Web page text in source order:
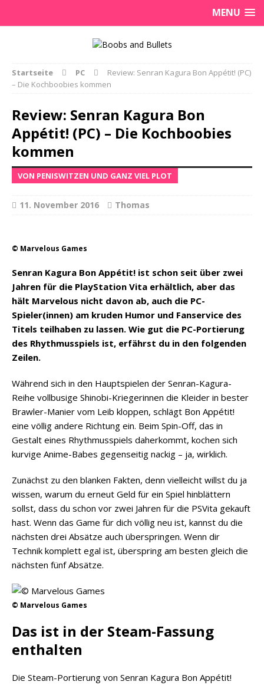
MENU
Startseite PC
Review: Senran Kagura Bon Appétit! (PC)
– Die Kochboobies kommen
Review: Senran Kagura Bon
Appétit! (PC) – Die Kochboobies
kommen
VON PENISWITZEN UND GANZ VIEL PLOT
11. November 2016 Thomas
© Marvelous Games
Senran Kagura Bon Appétit! ist schon seit über zwei
Jahren für die PlayStation Vita erhältlich, aber das
hält Marvelous nicht davon ab, auch die PC-
Spieler(innen) am kruden Humor und Fanservice des
Titels teilhaben zu lassen. Wie gut die PC-Portierung
des Rhythmusspiels ist, erfährst du in den folgenden
Zeilen.
Während sich in den Hauptspielen der Senran-Kagura-
Reihe vollbusige Shinobi-Kriegerinnen die Kleider in bester
Brawler-Manier vom Leib kloppen, schlägt Bon Appétit!
eine völlig andere Richtung ein. Beim Spin-Off, das in
Gestalt eines Rhythmusspiels daherkommt, kochen sich
kurvige Anime-Babes gegenseitig nackig – ja, wirklich.
Zunächst zu den blanken Fakten, denn vielleicht willst du ja
wissen, warum du erneut Geld für ein Spiel hinblättern
sollst, dass du schon vor zwei Jahren für die PSVita gekauft
hast. Wenn das Game für dich völlig neu ist, kannst du die
nächsten drei Absätze auch überspringen. Wenn dir
Technik komplett egal ist, überspring am besten gleich die
nächsten fünf Absätze.
© Marvelous Games
Das ist in der Steam-Fassung
enthalten
Die Steam-Portierung von Senran Kagura Bon Appétit!